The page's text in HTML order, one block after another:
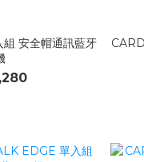
安全帽通訊藍牙